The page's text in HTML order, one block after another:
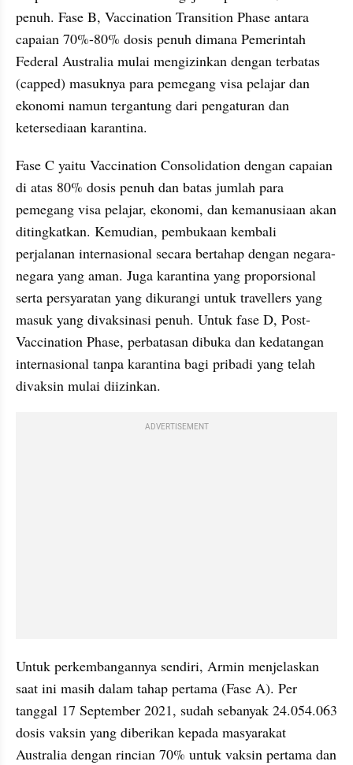
penuh. Fase B, Vaccination Transition Phase antara
capaian 70%-80% dosis penuh dimana Pemerintah
Federal Australia mulai mengizinkan dengan terbatas
(capped) masuknya para pemegang visa pelajar dan
ekonomi namun tergantung dari pengaturan dan
ketersediaan karantina.
Fase C yaitu Vaccination Consolidation dengan capaian
di atas 80% dosis penuh dan batas jumlah para
pemegang visa pelajar, ekonomi, dan kemanusiaan akan
ditingkatkan. Kemudian, pembukaan kembali
perjalanan internasional secara bertahap dengan negara-
negara yang aman. Juga karantina yang proporsional
serta persyaratan yang dikurangi untuk travellers yang
masuk yang divaksinasi penuh. Untuk fase D, Post-
Vaccination Phase, perbatasan dibuka dan kedatangan
internasional tanpa karantina bagi pribadi yang telah
divaksin mulai diizinkan.
ADVERTISEMENT
Untuk perkembangannya sendiri, Armin menjelaskan
saat ini masih dalam tahap pertama (Fase A). Per
tanggal 17 September 2021, sudah sebanyak 24.054.063
dosis vaksin yang diberikan kepada masyarakat
Australia dengan rincian 70% untuk vaksin pertama dan